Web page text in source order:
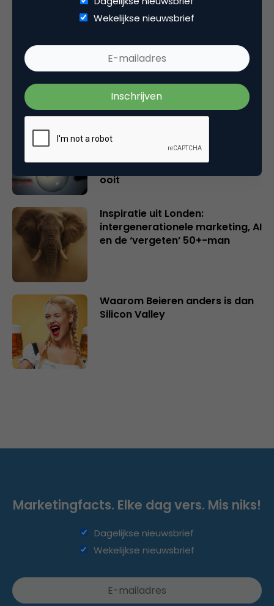
Gerelateerde artikelen
Wake-upcall voor ontwerpers
en merkeigenaren
van innovatie en ontsluiter en
verbinder van industrieën
belangrijker en urgenter dan
ooit
Inspiratie uit Londen:
intergenerationele marketing, AI
en de ‘vergeten’ 50+-man
Waarom Beieren anders is dan
Silicon Valley
Wekelijkse nieuwsbrief
Marketingfacts. Elke dag vers. Mis niks!
Dagelijkse nieuwsbrief
Wekelijkse nieuwsbrief